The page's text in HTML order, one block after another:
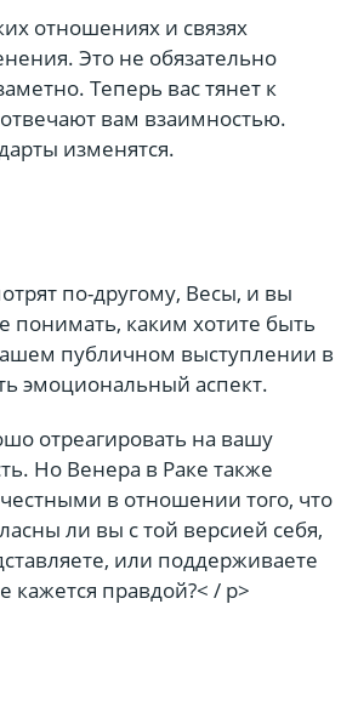
отношениях и связях
Это не обязательно
Теперь вас тянет к
вам взаимностью.
изменятся.
по-другому, Весы, и вы
понимать, каким хотите быть
публичном выступлении в
эмоциональный аспект.
отреагировать на вашу
Но Венера в Раке также
в отношении того, что
ли вы с той версией себя,
или поддерживаете
кажется правдой?< / p>